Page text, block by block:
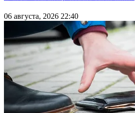
06 августа, 2026 22:40